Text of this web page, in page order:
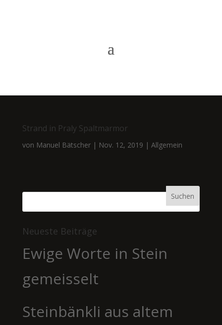
Strand in Praly Spaltmarmor
von Manuel Bätscher| Nov. 12, 2019 | Allgemein
Neueste Beiträge
Ewige Worte in Stein
gemeisselt
Steinbänkli aus altem